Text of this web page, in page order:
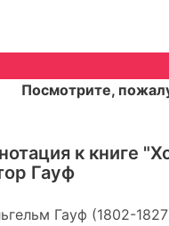
Посмотрите,
к книге
Гауф
Гауф (1802-